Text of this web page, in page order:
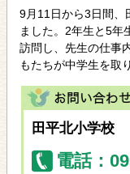
9月11日から3日間、
ました。2年生と5年
訪問し、先生の仕事
もたちが中学生を取
田平北小学校
電話：